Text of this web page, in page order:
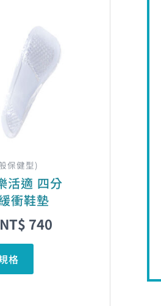
保健型)
活適 四分
衝鞋墊
格：
NT$ 990。
NT$ 740
價
格：
NT$ 740。
格
產
品
多
種
在
產
品
面
選